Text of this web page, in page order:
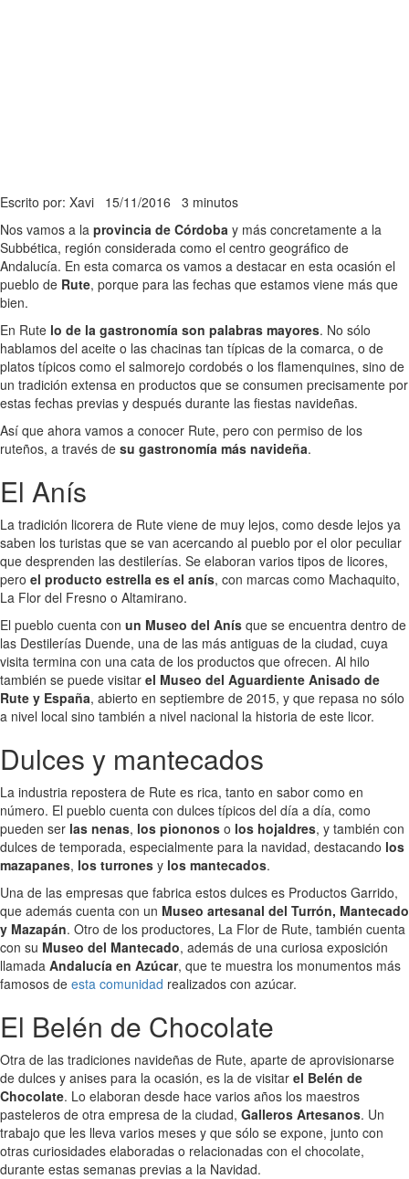
Escrito por: Xavi 15/11/2016 3 minutos
Nos vamos a la provincia de Córdoba y más concretamente a la
Subbética, región considerada como el centro geográfico de
Andalucía. En esta comarca os vamos a destacar en esta ocasión el
pueblo de Rute, porque para las fechas que estamos viene más que
bien.
En Rute lo de la gastronomía son palabras mayores. No sólo
hablamos del aceite o las chacinas tan típicas de la comarca, o de
platos típicos como el salmorejo cordobés o los flamenquines, sino de
un tradición extensa en productos que se consumen precisamente por
estas fechas previas y después durante las fiestas navideñas.
Así que ahora vamos a conocer Rute, pero con permiso de los
ruteños, a través de su gastronomía más navideña.
El Anís
La tradición licorera de Rute viene de muy lejos, como desde lejos ya
saben los turistas que se van acercando al pueblo por el olor peculiar
que desprenden las destilerías. Se elaboran varios tipos de licores,
pero el producto estrella es el anís, con marcas como Machaquito,
La Flor del Fresno o Altamirano.
El pueblo cuenta con un Museo del Anís que se encuentra dentro de
las Destilerías Duende, una de las más antiguas de la ciudad, cuya
visita termina con una cata de los productos que ofrecen. Al hilo
también se puede visitar el Museo del Aguardiente Anisado de
Rute y España, abierto en septiembre de 2015, y que repasa no sólo
a nivel local sino también a nivel nacional la historia de este licor.
Dulces y mantecados
La industria repostera de Rute es rica, tanto en sabor como en
número. El pueblo cuenta con dulces típicos del día a día, como
pueden ser las nenas, los piononos o los hojaldres, y también con
dulces de temporada, especialmente para la navidad, destacando los
mazapanes, los turrones y los mantecados.
Una de las empresas que fabrica estos dulces es Productos Garrido,
que además cuenta con un Museo artesanal del Turrón, Mantecado
y Mazapán. Otro de los productores, La Flor de Rute, también cuenta
con su Museo del Mantecado, además de una curiosa exposición
llamada Andalucía en Azúcar, que te muestra los monumentos más
famosos de esta comunidad realizados con azúcar.
El Belén de Chocolate
Otra de las tradiciones navideñas de Rute, aparte de aprovisionarse
de dulces y anises para la ocasión, es la de visitar el Belén de
Chocolate. Lo elaboran desde hace varios años los maestros
pasteleros de otra empresa de la ciudad, Galleros Artesanos. Un
trabajo que les lleva varios meses y que sólo se expone, junto con
otras curiosidades elaboradas o relacionadas con el chocolate,
durante estas semanas previas a la Navidad.